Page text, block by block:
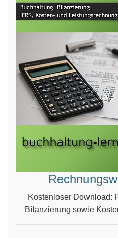
Kostenloser Download:
Bilanzierung sowie